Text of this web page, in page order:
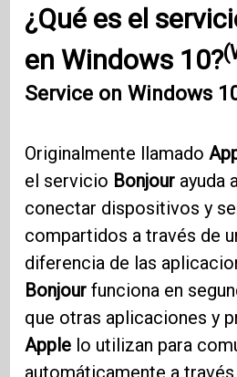
¿Qué es el
en Windows 10?
Service on Windows
Originalmente llamado
el servicio Bonjour ayuda
conectar dispositivos y
compartidos a través de
diferencia de las
Bonjour funciona en
que otras aplicaciones y
Apple lo utilizan para